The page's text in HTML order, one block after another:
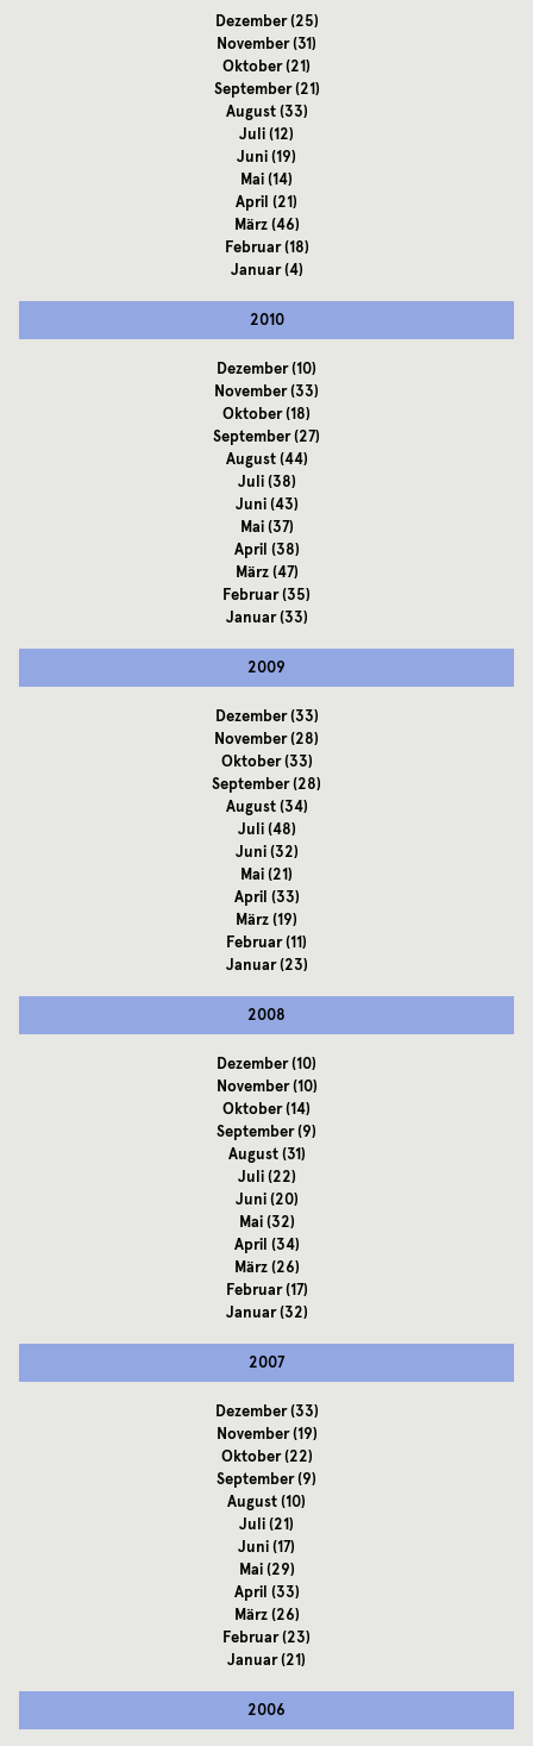
Dezember(25)
November(31)
Oktober(21)
September(21)
August(33)
Juli(12)
Juni(19)
Mai(14)
April (21)
März(46)
Februar(18)
Januar(4)
2010
Dezember(10)
November(33)
Oktober(18)
September(27)
August(44)
Juli(38)
Juni(43)
Mai(37)
April (38)
März(47)
Februar(35)
Januar(33)
2009
Dezember(33)
November(28)
Oktober(33)
September(28)
August(34)
Juli(48)
Juni(32)
Mai(21)
April (33)
März(19)
Februar(11)
Januar(23)
2008
Dezember(10)
November(10)
Oktober(14)
September(9)
August(31)
Juli(22)
Juni(20)
Mai(32)
April (34)
März(26)
Februar(17)
Januar(32)
2007
Dezember(33)
November(19)
Oktober(22)
September(9)
August(10)
Juli(21)
Juni(17)
Mai(29)
April (33)
März(26)
Februar(23)
Januar(21)
2006